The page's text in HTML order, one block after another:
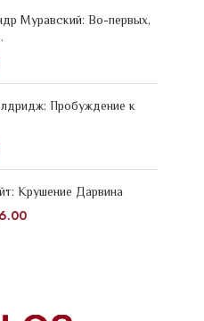
Муравский: Во-первых,
Пробуждение к
Крушение Дарвина
6.00